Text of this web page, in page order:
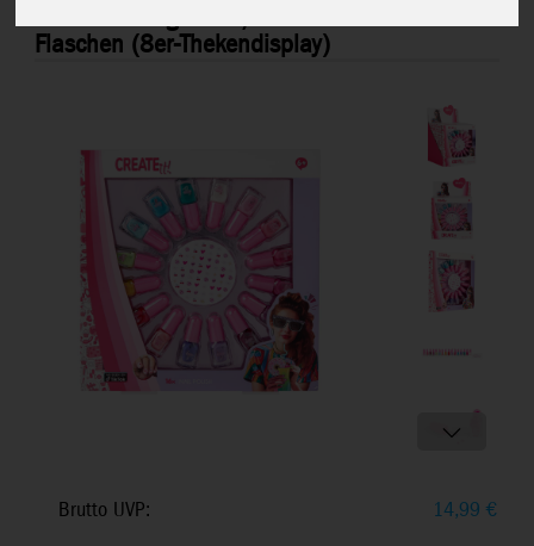
Create it! Nagelllack, 16
Flaschen (8er-Thekendisplay)
884515BV1
Brutto UVP: 14,99 €